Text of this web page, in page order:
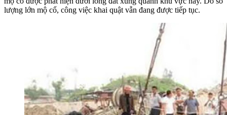
lượng lớn mộ cổ, công việc khai quật vẫn đang được tiếp tục.